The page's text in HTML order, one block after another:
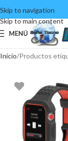
Skip to navigation
Skip to main content
MENÚ
Inicio Productos